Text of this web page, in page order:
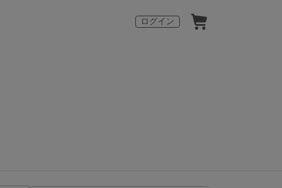
ログイン